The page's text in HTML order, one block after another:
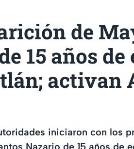
de
15 años de
activan
iniciaron con los
Nazario de 15 años de